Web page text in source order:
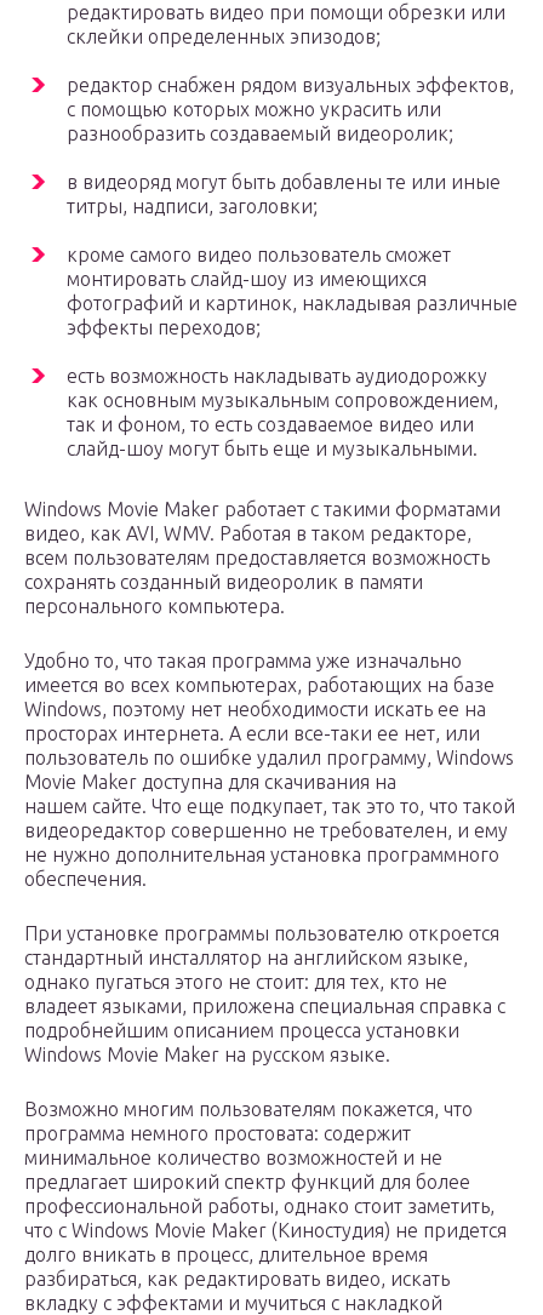
редактировать видео при помощи обрезки или
склейки определенных эпизодов;
редактор снабжен рядом визуальных эффектов,
с помощью которых можно украсить или
разнообразить создаваемый видеоролик;
в видеоряд могут быть добавлены те или иные
титры, надписи, заголовки;
кроме самого видео пользователь сможет
монтировать слайд-шоу из имеющихся
фотографий и картинок, накладывая различные
эффекты переходов;
есть возможность накладывать аудиодорожку
как основным музыкальным сопровождением,
так и фоном, то есть создаваемое видео или
слайд-шоу могут быть еще и музыкальными.
Windows Movie Maker работает с такими форматами
видео, как AVI, WMV. Работая в таком редакторе,
всем пользователям предоставляется возможность
сохранять созданный видеоролик в памяти
персонального компьютера.
Удобно то, что такая программа уже изначально
имеется во всех компьютерах, работающих на базе
Windows, поэтому нет необходимости искать ее на
просторах интернета. А если все-таки ее нет, или
пользователь по ошибке удалил программу, Windows
Movie Maker доступна для скачивания на
нашем сайте. Что еще подкупает, так это то, что такой
видеоредактор совершенно не требователен, и ему
не нужно дополнительная установка программного
обеспечения.
При установке программы пользователю откроется
стандартный инсталлятор на английском языке,
однако пугаться этого не стоит: для тех, кто не
владеет языками, приложена специальная справка с
подробнейшим описанием процесса установки
Windows Movie Maker на русском языке.
Возможно многим пользователям покажется, что
программа немного простовата: содержит
минимальное количество возможностей и не
предлагает широкий спектр функций для более
профессиональной работы, однако стоит заметить,
что с Windows Movie Maker (Киностудия) не придется
долго вникать в процесс, длительное время
разбираться, как редактировать видео, искать
вкладку с эффектами и мучиться с накладкой